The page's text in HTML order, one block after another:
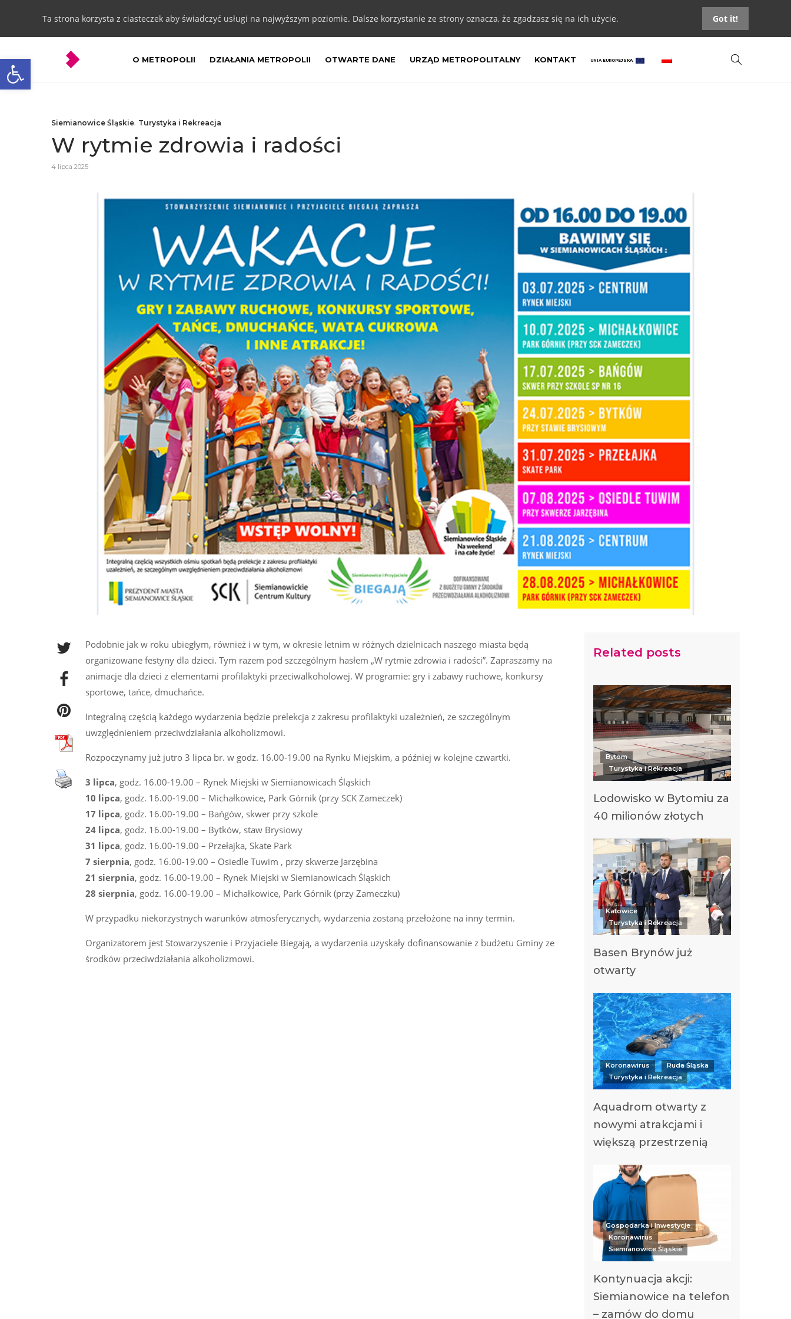
Otwórz pasek narzędzi
Ta strona korzysta z ciasteczek aby świadczyć usługi na najwyższym poziomie. Dalsze korzystanie ze strony oznacza, że zgadzasz się na ich użycie. Got it!
O METROPOLII DZIAŁANIA METROPOLII OTWARTE DANE URZĄD METROPOLITALNY KONTAKT UNIA EUROPEJSKA
Siemianowice Śląskie, Turystyka i Rekreacja
W rytmie zdrowia i radości
4 lipca 2025
Podobnie jak w roku ubiegłym, również i w tym, w okresie letnim w różnych dzielnicach naszego miasta będą
organizowane festyny dla dzieci. Tym razem pod szczególnym hasłem „W rytmie zdrowia i radości”. Zapraszamy na
animacje dla dzieci z elementami profilaktyki przeciwalkoholowej. W programie: gry i zabawy ruchowe, konkursy
sportowe, tańce, dmuchańce.
Integralną częścią każdego wydarzenia będzie prelekcja z zakresu profilaktyki uzależnień, ze szczególnym
uwzględnieniem przeciwdziałania alkoholizmowi.
Rozpoczynamy już jutro 3 lipca br. w godz. 16.00-19.00 na Rynku Miejskim, a później w kolejne czwartki.
3 lipca, godz. 16.00-19.00 – Rynek Miejski w Siemianowicach Śląskich
10 lipca, godz. 16.00-19.00 – Michałkowice, Park Górnik (przy SCK Zameczek)
17 lipca, godz. 16.00-19.00 – Bańgów, skwer przy szkole
24 lipca, godz. 16.00-19.00 – Bytków, staw Brysiowy
31 lipca, godz. 16.00-19.00 – Przełajka, Skate Park
7 sierpnia, godz. 16.00-19.00 – Osiedle Tuwim , przy skwerze Jarzębina
21 sierpnia, godz. 16.00-19.00 – Rynek Miejski w Siemianowicach Śląskich
28 sierpnia, godz. 16.00-19.00 – Michałkowice, Park Górnik (przy Zameczku)
W przypadku niekorzystnych warunków atmosferycznych, wydarzenia zostaną przełożone na inny termin.
Organizatorem jest Stowarzyszenie i Przyjaciele Biegają, a wydarzenia uzyskały dofinansowanie z budżetu Gminy ze
środków przeciwdziałania alkoholizmowi.
Related posts
Bytom
Turystyka i Rekreacja
Lodowisko w Bytomiu za
40 milionów złotych
Katowice
Turystyka i Rekreacja
Basen Brynów już
otwarty
Koronawirus
Ruda Śląska
Turystyka i Rekreacja
Aquadrom otwarty z
nowymi atrakcjami i
większą przestrzenią
Gospodarka i Inwestycje
Koronawirus
Siemianowice Śląskie
Kontynuacja akcji:
Siemianowice na telefon
– zamów do domu